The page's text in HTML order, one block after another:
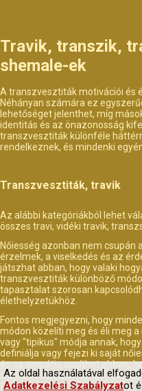
Travik, transzik,
shemale-ek
A transzvesztiták motivációi és
Néhányan számára ez
lehetőséget jelenthet, míg
identitás és az önazonosság
transzvesztiták különféle
rendelkeznek, és mindenki
Transzvesztiták, travik
Az alábbi kategóriákból lehet
összes travi, vidéki travik,
Nőiesség azonban nem csupán
érzelmek, a viselkedés és az
játszhat abban, hogy valaki
transzvesztiták különböző
tapasztalat szorosan
élethelyzetükhöz.
Fontos megjegyezni, hogy
módon közelíti meg és éli meg
vagy "tipikus" módja annak,
definiálja vagy fejezi ki saját
és az empátia segíthet abban,
transzvesztitákat az
formáiban.
Az oldal használatával
Adatkezelési Szabályzatot